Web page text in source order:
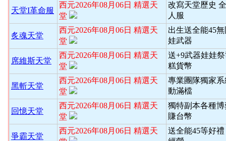
天堂I革命服
西元2026年08月06日 精選天
堂
改寫天堂歷史
人服
炙魂天堂
西元2026年08月06日 精選天
堂
出生送全能45
娃武器
席維斯天堂
西元2026年08月06日 精選天
堂
送+9武器娃娃
糕貨幣
黑斬天堂
西元2026年08月06日 精選天
堂
專業團隊獨家
動滿檔
回憶天堂
西元2026年08月06日 精選天
堂
獨特副本各種
賺台幣
爭霸天堂
西元2026年08月06日 精選天
送全能45等好